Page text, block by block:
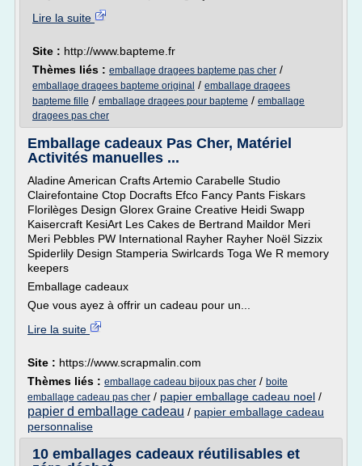
Lire la suite
Site : http://www.bapteme.fr
Thèmes liés : emballage dragees bapteme pas cher /
emballage dragees bapteme original / emballage dragees
bapteme fille / emballage dragees pour bapteme / emballage
dragees pas cher
Emballage cadeaux Pas Cher, Matériel
Activités manuelles ...
Aladine American Crafts Artemio Carabelle Studio
Clairefontaine Ctop Docrafts Efco Fancy Pants Fiskars
Florilèges Design Glorex Graine Creative Heidi Swapp
Kaisercraft KesiArt Les Cakes de Bertrand Maildor Meri
Meri Pebbles PW International Rayher Rayher Noël Sizzix
Spiderlily Design Stamperia Swirlcards Toga We R memory
keepers
Emballage cadeaux
Que vous ayez à offrir un cadeau pour un...
Lire la suite
Site : https://www.scrapmalin.com
Thèmes liés : emballage cadeau bijoux pas cher / boite
emballage cadeau pas cher / papier emballage cadeau noel /
papier d emballage cadeau / papier emballage cadeau
personnalise
10 emballages cadeaux réutilisables et